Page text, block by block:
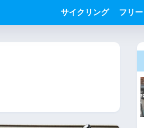
サイクリング フリー